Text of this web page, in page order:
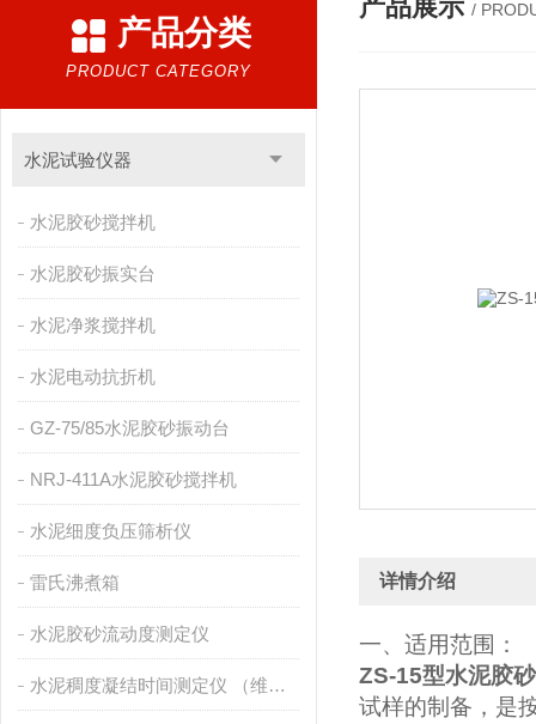
产品分类
PRODUCT CATEGORY
水泥试验仪器
水泥胶砂搅拌机
水泥胶砂振实台
水泥净浆搅拌机
水泥电动抗折机
GZ-75/85水泥胶砂振动台
NRJ-411A水泥胶砂搅拌机
水泥细度负压筛析仪
雷氏沸煮箱
水泥胶砂流动度测定仪
水泥稠度凝结时间测定仪 （维卡仪）
产品展示 /
详情介绍
一、适用范围：
ZS-15型水泥胶
试样的制备，是